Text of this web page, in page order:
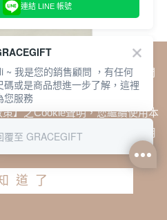
常帆布包 藍綠
會在您的電腦中放置並取用我們
時應如何變更電腦的Cookie設
】之Cookie聲明，您繼續使用本
網站使用條款之Cookie聲明使用
道了
連結 LINE 帳號
~ 我是您的銷售顧問 ，有任何
碼或是商品想進一步了解，這裡
您服務
覆至 GRACEGIFT